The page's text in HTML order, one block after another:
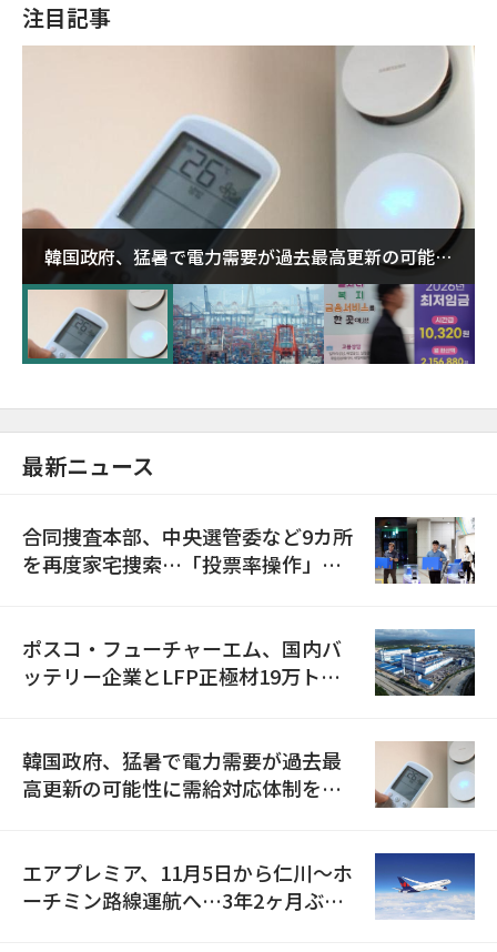
注目記事
韓国政府、猛暑で電力需要が過去最高更新の可能性
に需給対応体制を点検
最新ニュース
合同捜査本部、中央選管委など9カ所
を再度家宅捜索…「投票率操作」の
ポスコ・フューチャーエム、国内バ
ッテリー企業とLFP正極材19万トン
韓国政府、猛暑で電力需要が過去最
高更新の可能性に需給対応体制を点
エアプレミア、11月5日から仁川〜ホ
ーチミン路線運航へ…3年2ヶ月ぶり